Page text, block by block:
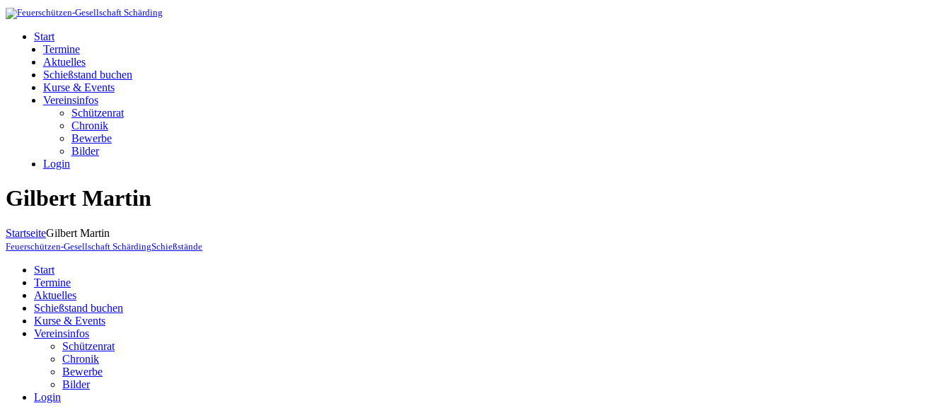
Start
Termine
Aktuelles
Schießstand buchen
Kurse & Events
Vereinsinfos
Schützenrat
Chronik
Bewerbe
Bilder
Login
Gilbert Martin
StartseiteGilbert Martin
Feuerschützen-Gesellschaft SchärdingSchießstände
Start
Termine
Aktuelles
Schießstand buchen
Kurse & Events
Vereinsinfos
Schützenrat
Chronik
Bewerbe
Bilder
Login